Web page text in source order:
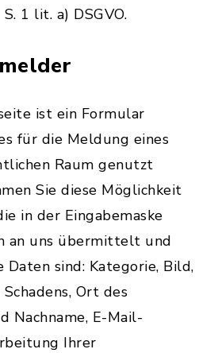
1 lit. a) DSGVO.
ist ein Formular
für die Meldung eines
Raum genutzt
Sie diese Möglichkeit
in der Eingabemaske
an uns übermittelt und
Daten sind: Kategorie, Bild,
Ort des
Nachname, E-Mail-
Ihrer